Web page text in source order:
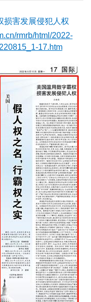
损害发展侵犯人权
rmrb/html/2022-
17.htm